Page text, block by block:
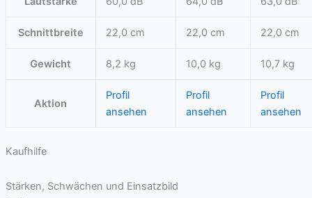
Schnittbreite 22,0 cm 22,0 cm 22,0 cm
Gewicht 8,2 kg 10,0 kg 10,7 kg
Aktion
Profil
ansehen
Profil
ansehen
Profil
ansehen
Kaufhilfe
Stärken, Schwächen und Einsatzbild